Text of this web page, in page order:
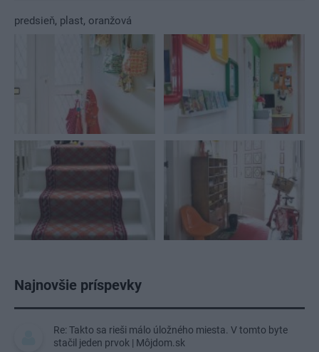
predsieň, plast, oranžová
Najnovšie príspevky
Re: Takto sa rieši málo úložného miesta. V tomto byte
stačil jeden prvok | Môjdom.sk